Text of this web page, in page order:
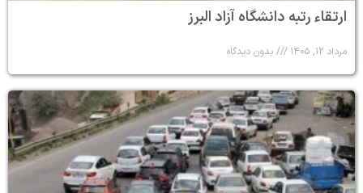
ارتقاء رتبه دانشگاه آزاد البرز
مرداد ۱۲, ۱۴۰۵ بدون دیدگاه